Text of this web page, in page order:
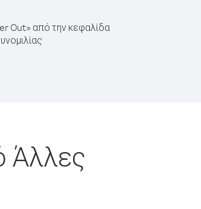
Out» από την κεφαλίδα
Άλλες